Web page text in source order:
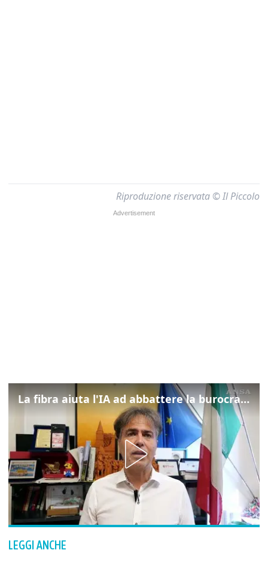
Riproduzione riservata © Il Piccolo
La fibra aiuta l'IA ad abbattere la burocrazia, progetto pilota in Veneto
LEGGI ANCHE